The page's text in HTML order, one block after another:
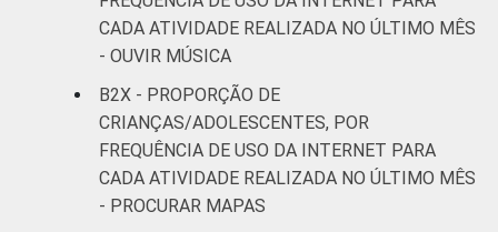
CADA ATIVIDADE REALIZADA NO ÚLTIMO MÊS
- OUVIR MÚSICA
B2X - PROPORÇÃO DE
CRIANÇAS/ADOLESCENTES, POR
FREQUÊNCIA DE USO DA INTERNET PARA
CADA ATIVIDADE REALIZADA NO ÚLTIMO MÊS
- PROCURAR MAPAS